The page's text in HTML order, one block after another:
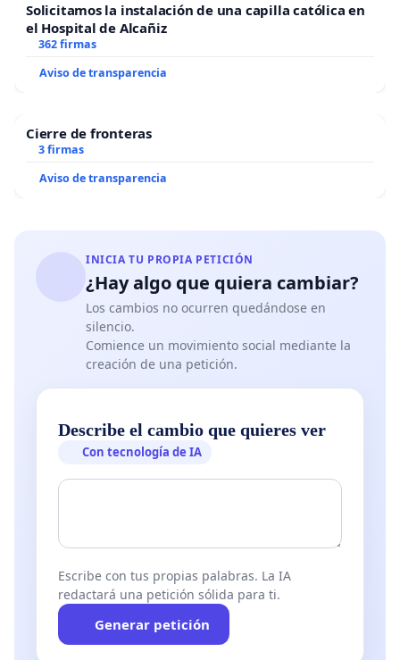
Solicitamos la instalación de una capilla católica en
el Hospital de Alcañiz
362 firmas
Aviso de transparencia
Cierre de fronteras
3 firmas
Aviso de transparencia
INICIA TU PROPIA PETICIÓN
¿Hay algo que quiera cambiar?
Los cambios no ocurren quedándose en
silencio.
Comience un movimiento social mediante la
creación de una petición.
Describe el cambio que quieres ver
Con tecnología de IA
Escribe con tus propias palabras. La IA
redactará una petición sólida para ti.
Generar petición